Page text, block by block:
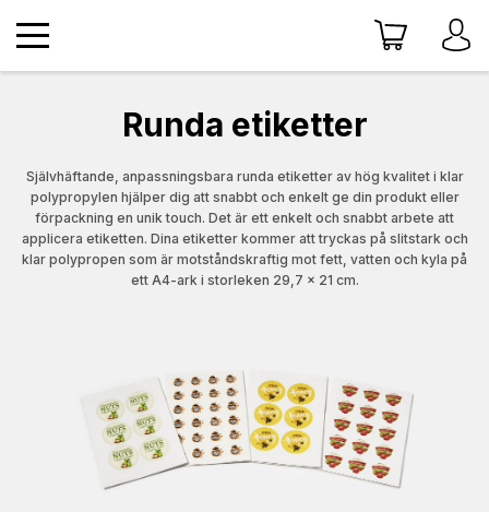
Runda etiketter
Självhäftande, anpassningsbara runda etiketter av hög kvalitet i klar
polypropylen hjälper dig att snabbt och enkelt ge din produkt eller
förpackning en unik touch. Det är ett enkelt och snabbt arbete att
applicera etiketten. Dina etiketter kommer att tryckas på slitstark och
klar polypropen som är motståndskraftig mot fett, vatten och kyla på
ett A4-ark i storleken 29,7 x 21 cm.